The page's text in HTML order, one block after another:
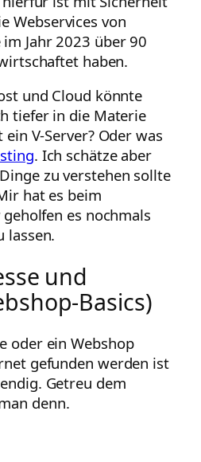
Webservices von
Jahr 2023 über 90
haben.
und Cloud könnte
tiefer in die Materie
ein V-Server? Oder was
. Ich schätze aber
zu verstehen sollte
hat es beim
es nochmals
lassen.
und
Basics)
oder ein Webshop
gefunden werden ist
Getreu dem
denn.